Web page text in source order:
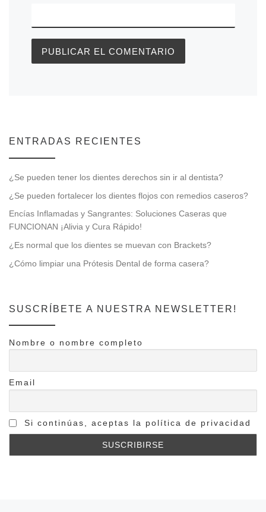
ENTRADAS RECIENTES
¿Se pueden tener los dientes derechos sin ir al dentista?
¿Se pueden fortalecer los dientes flojos con remedios caseros?
Encías Inflamadas y Sangrantes: Soluciones Caseras que
FUNCIONAN ¡Alivia y Cura Rápido!
¿Es normal que los dientes se muevan con Brackets?
¿Cómo limpiar una Prótesis Dental de forma casera?
SUSCRÍBETE A NUESTRA NEWSLETTER!
Nombre o nombre completo
Email
Si continúas, aceptas la política de privacidad